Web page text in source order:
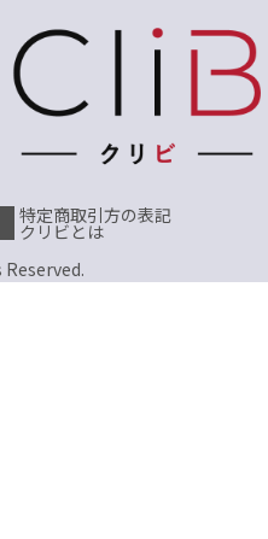
特定商取引方の表記
クリビとは